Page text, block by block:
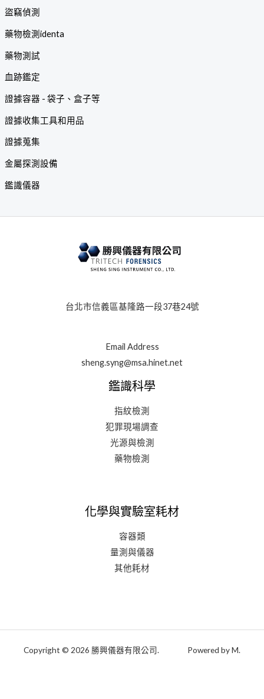
盜竊偵測
藥物檢測identa
藥物測試
血跡鑑定
證據容器 - 袋子、盒子等
證據收集工具和用品
證據蒐集
金屬探測設備
鑑識儀器
台北市信義區基隆路一段37巷24號
Email Address
sheng.syng@msa.hinet.net
鑑識科學
指紋檢測
犯罪現場調查
光源與檢測
藥物檢測
化學與實驗室耗材
容器類
量測與儀器
其他耗材
Copyright © 2026 勝興儀器有限公司. Powered by M.